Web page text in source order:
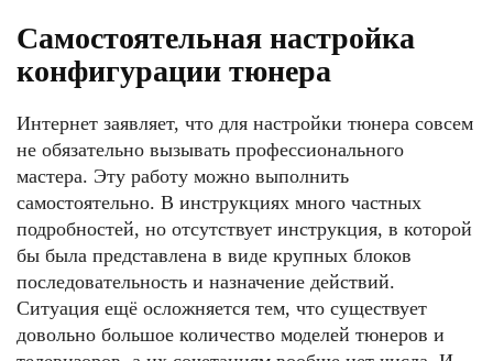
Самостоятельная настройка
конфигурации тюнера
Интернет заявляет, что для настройки тюнера совсем
не обязательно вызывать профессионального
мастера. Эту работу можно выполнить
самостоятельно. В инструкциях много частных
подробностей, но отсутствует инструкция, в которой
бы была представлена в виде крупных блоков
последовательность и назначение действий.
Ситуация ещё осложняется тем, что существует
довольно большое количество моделей тюнеров и